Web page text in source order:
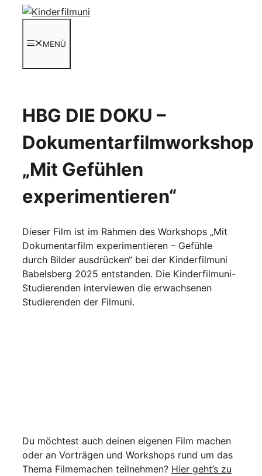
Zum
springenMENÜ
HBG DIE DOKU –
Dokumentarfilmworkshop
„Mit Gefühlen
experimentieren“
Dieser Film ist im Rahmen des Workshops „Mit
Dokumentarfilm experimentieren – Gefühle
durch Bilder ausdrücken“ bei der Kinderfilmuni
Babelsberg 2025 entstanden. Die Kinderfilmuni-
Studierenden interviewen die erwachsenen
Studierenden der Filmuni.
Du möchtest auch deinen eigenen Film machen
oder an Vorträgen und Workshops rund um das
Thema Filmemachen teilnehmen? Hier geht’s zu